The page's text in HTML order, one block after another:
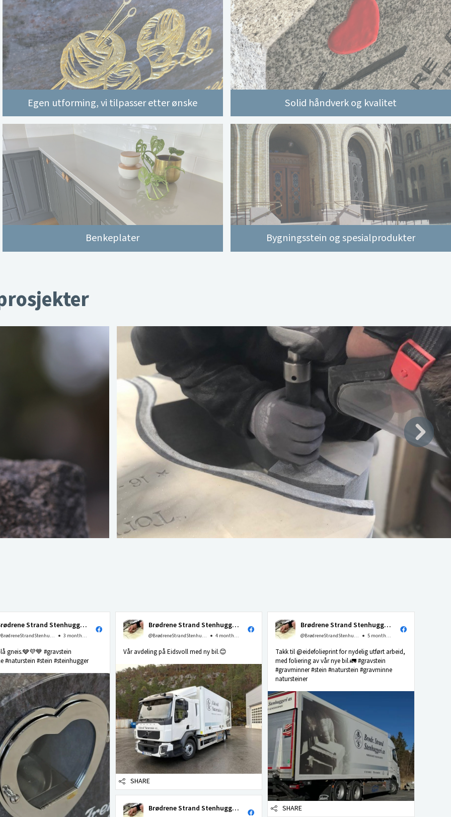
Egen utforming, vi tilpasser etter ønske Solid håndverk og kvalitet
Benkeplater Bygningsstein og spesialprodukter
Brødrene Strand Stenhuggeri as
@BrødreneStrandStenhuggerias 3 months ago
gneis.🩶💜💙 #gravstein
#naturstein #stein #steinhugger
Brødrene Strand Stenhuggeri as
@BrødreneStrandStenhuggerias 4 months ago
Vår avdeling på Eidsvoll med ny bil.😊
SHARE
Brødrene Strand Stenhuggeri as
@BrødreneStrandStenhuggerias 5 months ago
Takk til @eidefolieprint for nydelig utført arbeid,
med foliering av vår nye bil.🚛 #gravstein
#gravminner #stein #naturstein #gravminne
natursteiner
SHARE
Brødrene Strand Stenhuggeri as